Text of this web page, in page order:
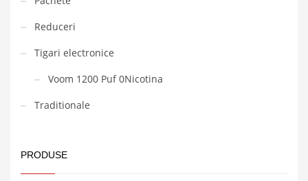
Reduceri
Tigari electronice
Voom 1200 Puf 0Nicotina
Traditionale
PRODUSE